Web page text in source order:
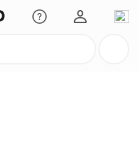
Minha Conta